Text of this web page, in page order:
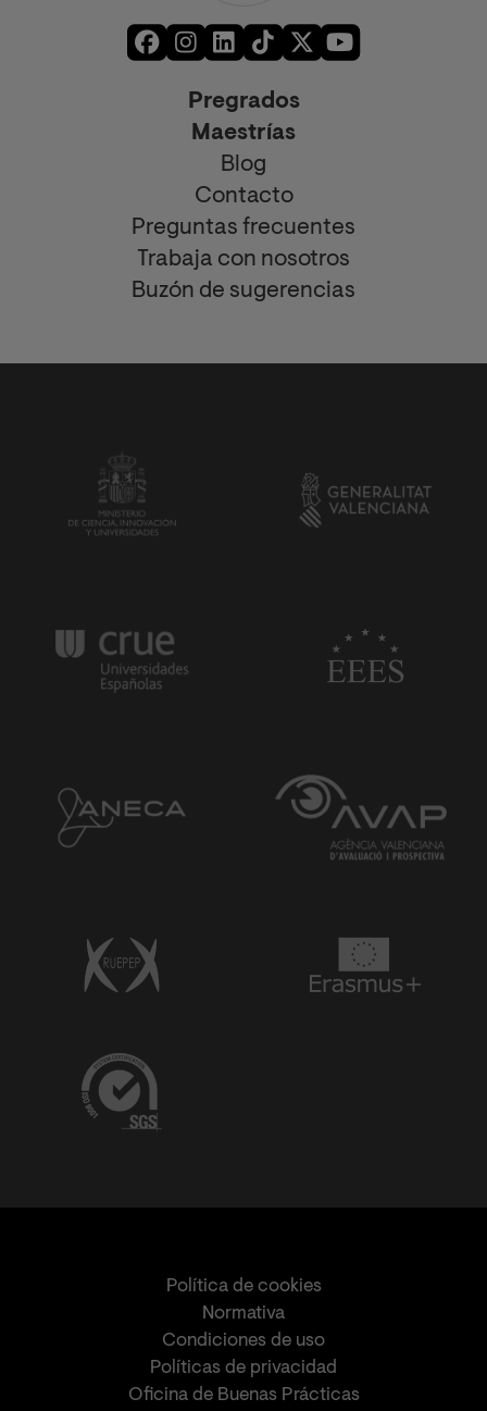
Pregrados
Maestrías
Blog
Contacto
Preguntas frecuentes
Trabaja con nosotros
Buzón de sugerencias
Política de cookies
Normativa
Condiciones de uso
Políticas de privacidad
Oficina de Buenas Prácticas